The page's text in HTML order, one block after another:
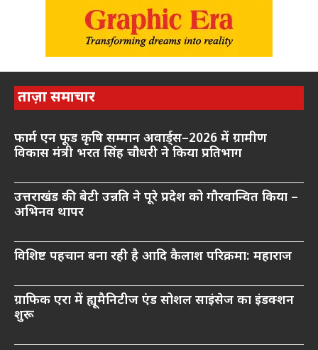
ताज़ा समाचार
फार्म एन फूड कृषि सम्मान अवार्ड्स–2026 में ग्रामीण
विकास मंत्री भरत सिंह चौधरी ने किया प्रतिभाग
उत्तराखंड की बेटी उन्नति ने पूरे प्रदेश को गौरवान्वित किया –
अभिनव थापर
विशिष्ट पहचान बना रही है आदि कैलाश परिक्रमा: महाराज
ग्राफिक एरा में ह्यूमैनिटीज एंड सोशल साइंसेज का इंडक्शन
शुरू